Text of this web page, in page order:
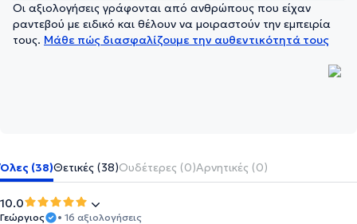
Οι αξιολογήσεις γράφονται από ανθρώπους που είχαν
ραντεβού με ειδικό και θέλουν να μοιραστούν την εμπειρία
τους. Μάθε πώς διασφαλίζουμε την αυθεντικότητά τους
Όλες (38)Θετικές (38)Ουδέτερες (0)Αρνητικές (0)
10.0
Γεώργιος • 16 αξιολογήσεις